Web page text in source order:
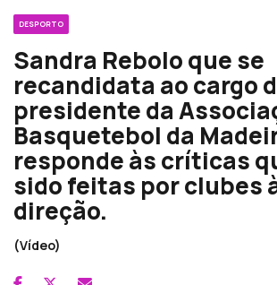
DESPORTO
Sandra Rebolo que se
recandidata ao cargo
presidente da
Basquetebol da
responde às críticas
sido feitas por clubes
direção.
(Vídeo)